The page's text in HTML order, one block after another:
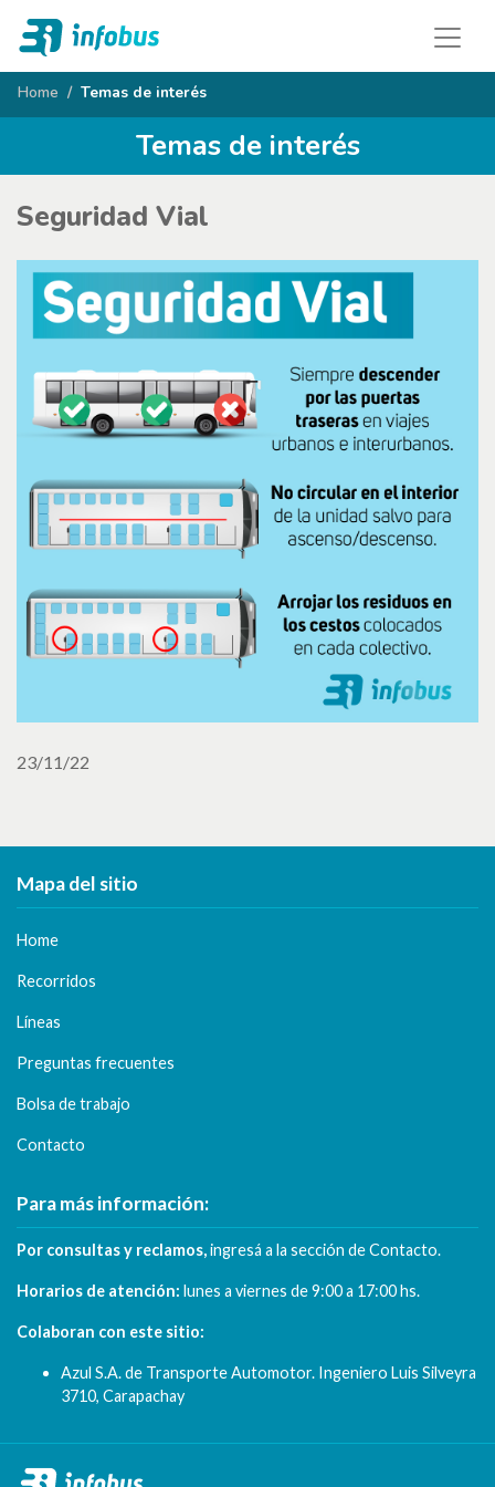
Home Temas de interés
Temas de interés
Seguridad Vial
23/11/22
Mapa del sitio
Home
Recorridos
Líneas
Preguntas frecuentes
Bolsa de trabajo
Contacto
Para más información:
Por consultas y reclamos,ingresá a la sección deContacto.
Horarios de atención: lunes a viernes de9:00 a 17:00 hs.
Colaboran con este sitio:
Azul S.A. de Transporte Automotor. Ingeniero Luis Silveyra
3710, Carapachay